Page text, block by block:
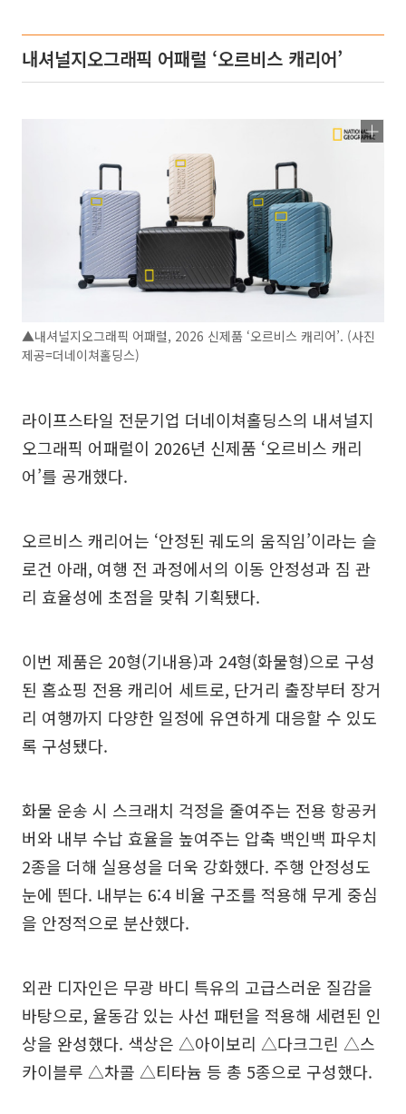
내셔널지오그래픽 어패럴 ‘오르비스 캐리어’
▲내셔널지오그래픽 어패럴, 2026 신제품 ‘오르비스 캐리어’. (사진
제공=더네이쳐홀딩스)
라이프스타일 전문기업 더네이쳐홀딩스의 내셔널지
오그래픽 어패럴이 2026년 신제품 ‘오르비스 캐리
어’를 공개했다.
오르비스 캐리어는 ‘안정된 궤도의 움직임’이라는 슬
로건 아래, 여행 전 과정에서의 이동 안정성과 짐 관
리 효율성에 초점을 맞춰 기획됐다.
이번 제품은 20형(기내용)과 24형(화물형)으로 구성
된 홈쇼핑 전용 캐리어 세트로, 단거리 출장부터 장거
리 여행까지 다양한 일정에 유연하게 대응할 수 있도
록 구성됐다.
화물 운송 시 스크래치 걱정을 줄여주는 전용 항공커
버와 내부 수납 효율을 높여주는 압축 백인백 파우치
2종을 더해 실용성을 더욱 강화했다. 주행 안정성도
눈에 띈다. 내부는 6:4 비율 구조를 적용해 무게 중심
을 안정적으로 분산했다.
외관 디자인은 무광 바디 특유의 고급스러운 질감을
바탕으로, 율동감 있는 사선 패턴을 적용해 세련된 인
상을 완성했다. 색상은 △아이보리 △다크그린 △스
카이블루 △차콜 △티타늄 등 총 5종으로 구성했다.